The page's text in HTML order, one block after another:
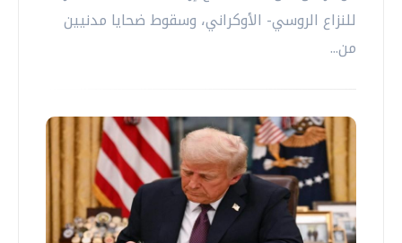
للنزاع الروسي- الأوكراني، وسقوط ضحايا مدنيين
من...